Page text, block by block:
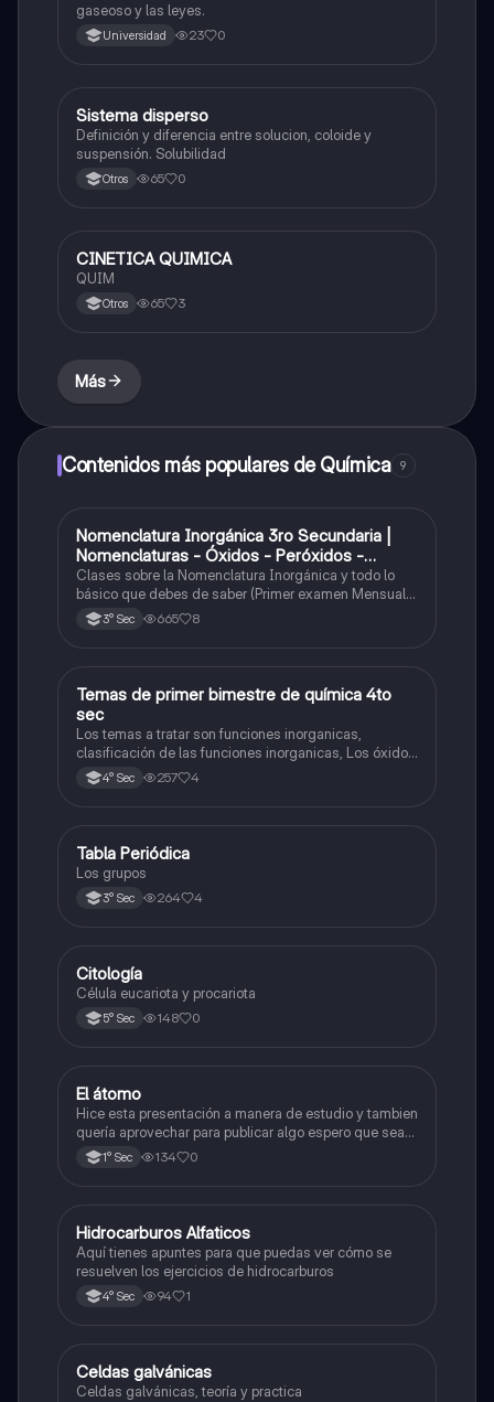
gaseoso y las leyes.
Universidad 23 0
Química
Sistema disperso
Definición y diferencia entre solucion, coloide y
suspensión. Solubilidad
Otros 65 0
Química
CINETICA QUIMICA
QUIM
Otros 65 3
Más
Contenidos más populares de Química 9
Química
Nomenclatura Inorgánica 3ro Secundaria |
Nomenclaturas - Óxidos - Peróxidos -
Hidróxido o Bases
Clases sobre la Nomenclatura Inorgánica y todo lo
básico que debes de saber (Primer examen Mensual
2025)3° Sec 665 8
Química
Temas de primer bimestre de química 4to
sec
Los temas a tratar son funciones inorganicas,
clasificación de las funciones inorganicas, Los óxidos
y los óxidos ácidos
4° Sec 257 4
Química
Tabla Periódica
Los grupos
3° Sec 264 4
Ciencia y Tecnología
Citología
Célula eucariota y procariota
5° Sec 148 0
Ciencia y Tecnología
El átomo
Hice esta presentación a manera de estudio y tambien
quería aprovechar para publicar algo espero que sea
de su agrado , habla del átomo y lo básico sobre el,
solo eso bye
1° Sec 134 0
Química
Hidrocarburos Alfaticos
Aquí tienes apuntes para que puedas ver cómo se
resuelven los ejercicios de hidrocarburos
4° Sec 94 1
Química
Celdas galvánicas
Celdas galvánicas, teoría y practica